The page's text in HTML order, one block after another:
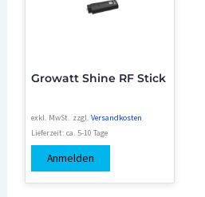
Growatt Shine RF Stick
exkl. MwSt. zzgl.Versandkosten
Lieferzeit:ca. 5-10 Tage
Anmelden